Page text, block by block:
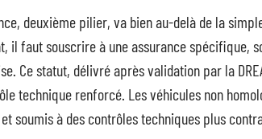
deuxième pilier, va bien au-delà de la
il faut souscrire à une assurance spécifique,
Ce statut, délivré après validation par la
technique renforcé. Les véhicules non
soumis à des contrôles techniques plus